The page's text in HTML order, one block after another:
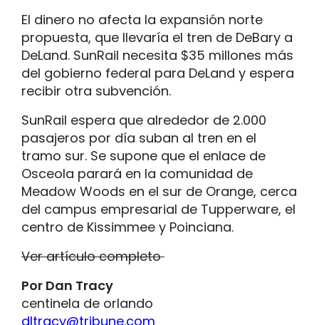
El dinero no afecta la expansión norte
propuesta, que llevaría el tren de DeBary a
DeLand. SunRail necesita $35 millones más
del gobierno federal para DeLand y espera
recibir otra subvención.
SunRail espera que alrededor de 2.000
pasajeros por día suban al tren en el
tramo sur. Se supone que el enlace de
Osceola parará en la comunidad de
Meadow Woods en el sur de Orange, cerca
del campus empresarial de Tupperware, el
centro de Kissimmee y Poinciana.
Ver artículo completo
Por Dan Tracy
centinela de orlando
dltracy@tribune.com